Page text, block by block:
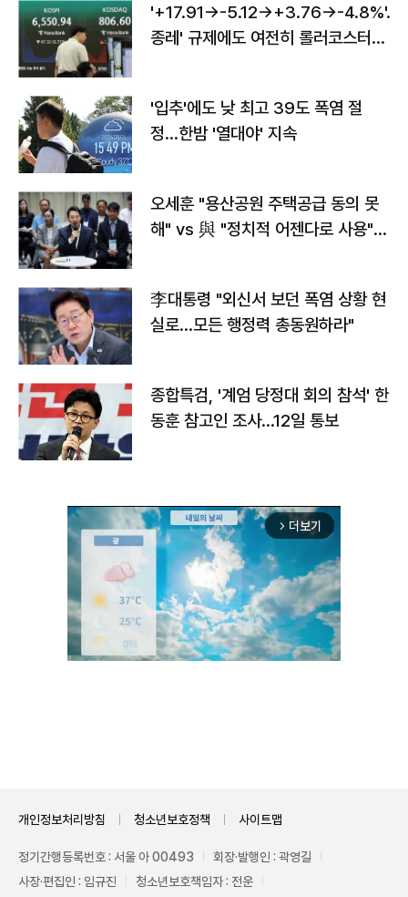
'+17.91→-5.12→+3.76→-4.8%'…'
종레' 규제에도 여전히 롤러코스터
'입추'에도 낮 최고 39도 폭염 절
정…한밤 '열대야' 지속
오세훈 "용산공원 주택공급 동의 못
해" vs 與 "정치적 어젠다로 사용"
李대통령 "외신서 보던 폭염 상황 현
실로…모든 행정력 총동원하라"
종합특검, '계엄 당정대 회의 참석' 한
동훈 참고인 조사...12일 통보
arrow_forward_ios 더보기
개인정보처리방침 청소년보호정책 사이트맵
정기간행등록번호 : 서울 아 00493
회장·발행인 : 곽영길
사장·편집인 : 임규진
청소년보호책임자 : 전운